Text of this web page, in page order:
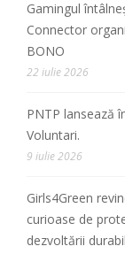
Gamingul
Connector
BONO
22 iulie 2026
PNTP lansează
Voluntari.
9 iulie 2026
Girls4Green
curioase de
dezvoltării